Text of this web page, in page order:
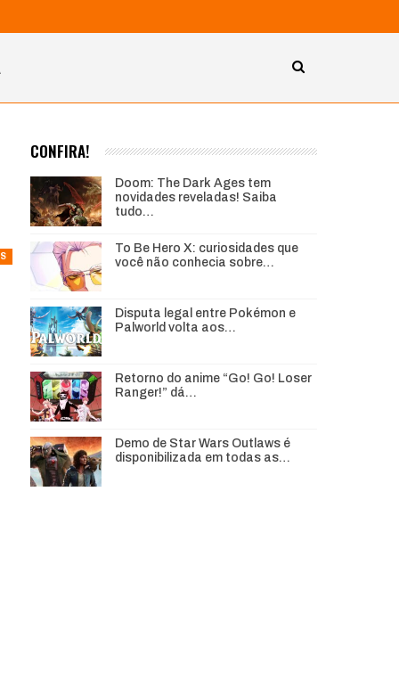
CONFIRA!
Doom: The Dark Ages tem
novidades reveladas! Saiba
tudo…
To Be Hero X: curiosidades que
você não conhecia sobre…
Disputa legal entre Pokémon e
Palworld volta aos…
Retorno do anime “Go! Go! Loser
Ranger!” dá…
Demo de Star Wars Outlaws é
disponibilizada em todas as…